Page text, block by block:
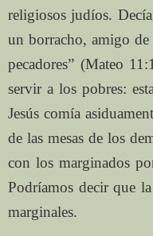
religiosos judíos.
un borracho, amigo de
pecadores” (Mateo
servir a los pobres:
Jesús comía
de las mesas de los
con los marginados
Podríamos decir que
marginales.